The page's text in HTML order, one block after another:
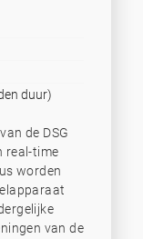
duur)
de DSG
real-time
worden
van de